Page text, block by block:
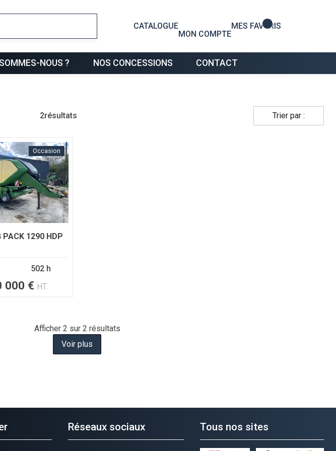
CATALOGUE
MON COMPTE
MES FAVORIS
NOUS ? NOS CONCESSIONS CONTACT
2résultats Trier par :
Occasion
PACK 1290 HDP
502 h
000 € HT
Afficher 2 sur 2 résultats
Voir plus
Réseaux sociaux Tous nos sites